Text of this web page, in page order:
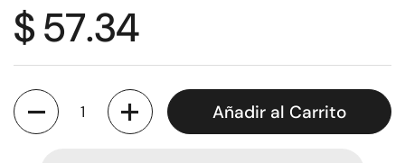
$ 57.34
Cantidad
Añadir al Carrito